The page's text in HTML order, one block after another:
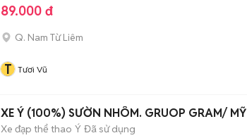
89.000 đ
Q. Nam Từ Liêm
T Tươi Vũ
XE Ý (100%) SƯỜN NHÔM. GRUOP GRAM/ MỸ
Xe đạp thể thao Ý Đã sử dụng